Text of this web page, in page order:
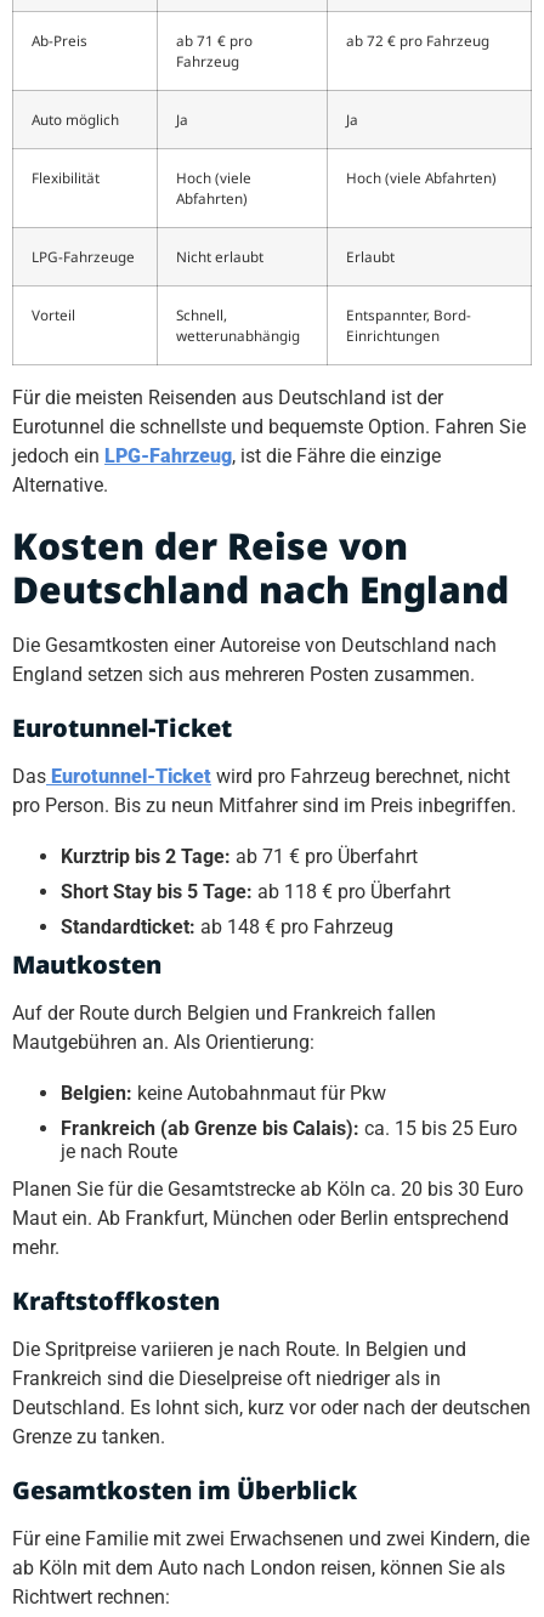
Ab-Preis
ab 71 € pro
Fahrzeug
ab 72 € pro Fahrzeug
Auto möglich Ja Ja
Flexibilität
Hoch (viele
Abfahrten)
Hoch (viele Abfahrten)
LPG-Fahrzeuge Nicht erlaubt Erlaubt
Vorteil
Schnell,
wetterunabhängig
Entspannter, Bord-
Einrichtungen
Für die meisten Reisenden aus Deutschland ist der
Eurotunnel die schnellste und bequemste Option. Fahren Sie
jedoch ein LPG-Fahrzeug, ist die Fähre die einzige
Alternative.
Kosten der Reise von
Deutschland nach England
Die Gesamtkosten einer Autoreise von Deutschland nach
England setzen sich aus mehreren Posten zusammen.
Eurotunnel-Ticket
Das Eurotunnel-Ticket wird pro Fahrzeug berechnet, nicht
pro Person. Bis zu neun Mitfahrer sind im Preis inbegriffen.
Kurztrip bis 2 Tage: ab 71 € pro Überfahrt
Short Stay bis 5 Tage: ab 118 € pro Überfahrt
Standardticket: ab 148 € pro Fahrzeug
Mautkosten
Auf der Route durch Belgien und Frankreich fallen
Mautgebühren an. Als Orientierung:
Belgien: keine Autobahnmaut für Pkw
Frankreich (ab Grenze bis Calais): ca. 15 bis 25 Euro
je nach Route
Planen Sie für die Gesamtstrecke ab Köln ca. 20 bis 30 Euro
Maut ein. Ab Frankfurt, München oder Berlin entsprechend
mehr.
Kraftstoffkosten
Die Spritpreise variieren je nach Route. In Belgien und
Frankreich sind die Dieselpreise oft niedriger als in
Deutschland. Es lohnt sich, kurz vor oder nach der deutschen
Grenze zu tanken.
Gesamtkosten im Überblick
Für eine Familie mit zwei Erwachsenen und zwei Kindern, die
ab Köln mit dem Auto nach London reisen, können Sie als
Richtwert rechnen: